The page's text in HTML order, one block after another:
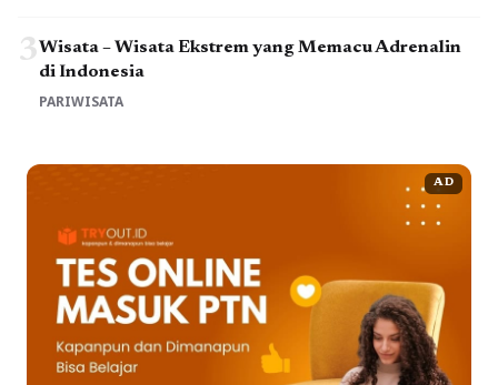
3Wisata – Wisata Ekstrem yang Memacu Adrenalin
di Indonesia
PARIWISATA
AD